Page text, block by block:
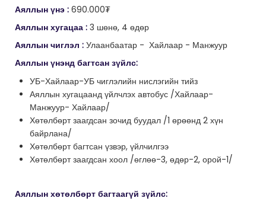
Аяллын үнэ : 690.000₮
Аяллын хугацаа : 3 шөнө, 4 өдөр
Аяллын чиглэл : Улаанбаатар - Хайлаар - Манжуур
Аяллын үнэнд багтсан зүйлс:
УБ-Хайлаар-УБ чиглэлийн нислэгийн тийз
Аяллын хугацаанд үйлчлэх автобус /Хайлаар-
Манжуур- Хайлаар/
Хөтөлбөрт заагдсан зочид буудал /1 өрөөнд 2 хүн
байрлана/
Хөтөлбөрт багтсан үзвэр, үйлчилгээ
Хөтөлбөрт заагдсан хоол /өглөө-3, өдөр-2, орой-1/
Аяллын хөтөлбөрт багтаагүй зүйлс: